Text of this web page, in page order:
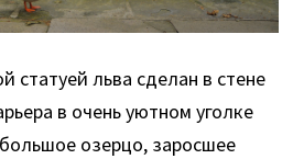
статуей льва сделан в стене
в очень уютном уголке
озерцо, заросшее